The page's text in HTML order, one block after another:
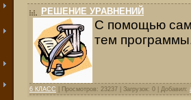
РЕШЕНИЕ УРАВНЕНИЙ
С помощью
тем
6 КЛАСС | Просмотров: 23237 | Загрузок: 0 | Добавил: